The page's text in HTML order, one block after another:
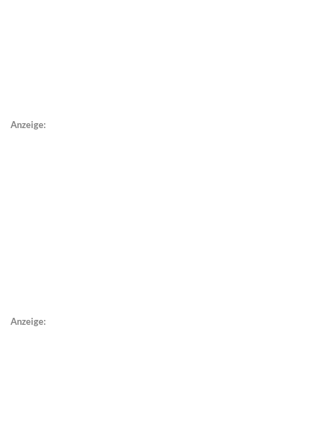
Anzeige:
Anzeige: